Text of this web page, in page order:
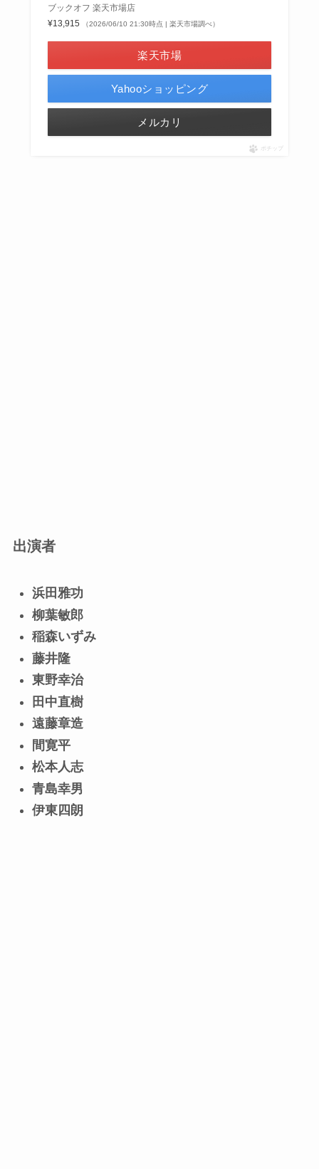
ブックオフ 楽天市場店
¥13,915
（2026/06/10 21:30時点 | 楽天市場調べ）
楽天市場
Yahooショッピング
メルカリ
ポチップ
出演者
浜田雅功
柳葉敏郎
稲森いずみ
藤井隆
東野幸治
田中直樹
遠藤章造
間寛平
松本人志
青島幸男
伊東四朗